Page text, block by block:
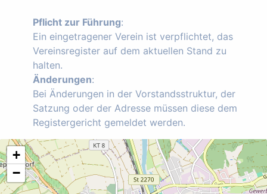
Pflicht zur Führung:
Ein eingetragener Verein ist verpflichtet, das
Vereinsregister auf dem aktuellen Stand zu
halten.
Änderungen:
Bei Änderungen in der Vorstandsstruktur, der
Satzung oder der Adresse müssen diese dem
Registergericht gemeldet werden.
+
−